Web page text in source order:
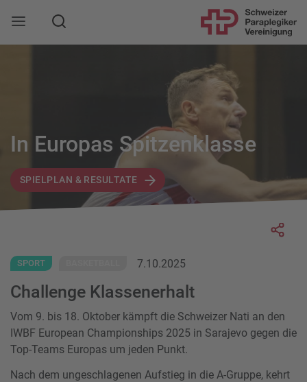
Mobile Navigation öffnen
Suche
In Europas Spitzenklasse
SPIELPLAN & RESULTATE
SPORT 7.10.2025
Challenge Klassenerhalt
Vom 9. bis 18. Oktober kämpft die Schweizer Nati an den
IWBF European Championships 2025 in Sarajevo gegen die
Top-Teams Europas um jeden Punkt.
Nach dem ungeschlagenen Aufstieg in die A-Gruppe, kehrt